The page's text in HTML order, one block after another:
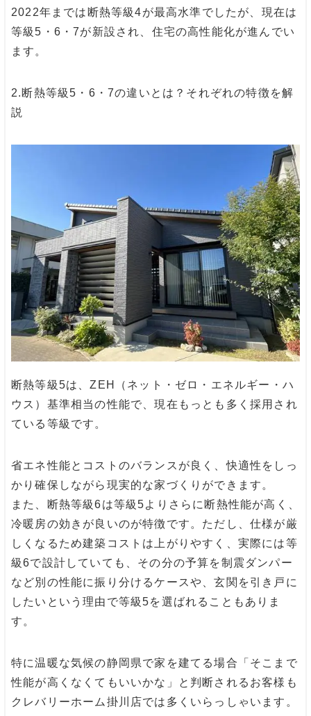
2022年までは断熱等級4が最高水準でしたが、現在は
等級5・6・7が新設され、住宅の高性能化が進んでい
ます。
2. 断熱等級5・6・7の違いとは？それぞれの特徴を解
説
断熱等級5は、ZEH（ネット・ゼロ・エネルギー・ハ
ウス）基準相当の性能で、現在もっとも多く採用され
ている等級です。
省エネ性能とコストのバランスが良く、快適性をしっ
かり確保しながら現実的な家づくりができます。
また、断熱等級6は等級5よりさらに断熱性能が高く、
冷暖房の効きが良いのが特徴です。ただし、仕様が厳
しくなるため建築コストは上がりやすく、実際には等
級6で設計していても、その分の予算を制震ダンパー
など別の性能に振り分けるケースや、玄関を引き戸に
したいという理由で等級5を選ばれることもありま
す。
特に温暖な気候の静岡県で家を建てる場合「そこまで
性能が高くなくてもいいかな」と判断されるお客様も
クレバリーホーム掛川店では多くいらっしゃいます。